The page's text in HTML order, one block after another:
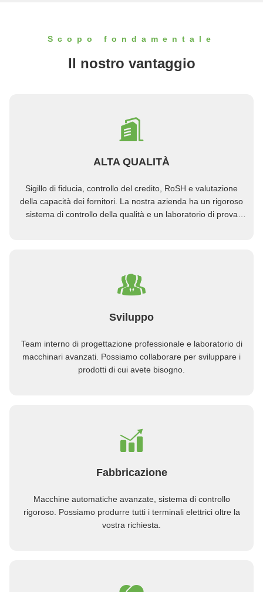
Scopo fondamentale
Il nostro vantaggio
ALTA QUALITÀ
Sigillo di fiducia, controllo del credito, RoSH e valutazione
della capacità dei fornitori. La nostra azienda ha un rigoroso
sistema di controllo della qualità e un laboratorio di prova
Sviluppo
Team interno di progettazione professionale e laboratorio di
macchinari avanzati. Possiamo collaborare per sviluppare i
prodotti di cui avete bisogno.
Fabbricazione
Macchine automatiche avanzate, sistema di controllo
rigoroso. Possiamo produrre tutti i terminali elettrici oltre la
vostra richiesta.